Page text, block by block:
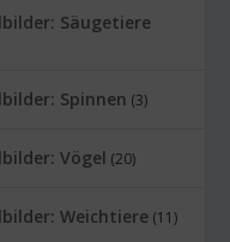
Säugetiere
Spinnen (3)
Vögel (20)
Weichtiere (11)